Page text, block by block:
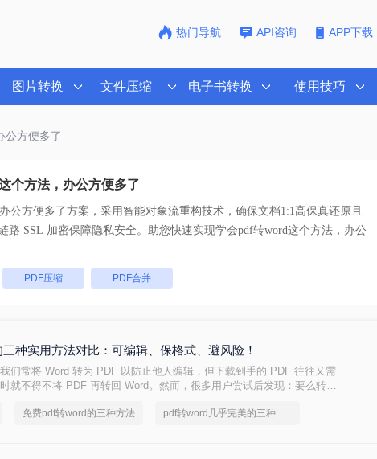
热门导航 API咨询 APP下载
图片转换 文件压缩 电子书转换 使用技巧
公方便多了
个方法，办公方便多了
公方便多了方案，采用智能对象流重构技术，确保文档1:1高保真还原且
乱码。支持一键批量处理， 全链路 SSL 加密保障隐私安全。助您快速实现学会pdf转word这个方法，办公
PDF压缩 PDF合并
种实用方法对比：可编辑、保格式、避风险！
们常将 Word 转为 PDF 以防止他人编辑，但下载到手的 PDF 往往又需
就不得不将 PDF 再转回 Word。然而，很多用户尝试后发现：要么转换
难度、文件安全、批量能力 四个维度，对比三种主流方法，帮助您快速选
免费pdf转word的三种方法 pdf转word几乎完美的三种方式